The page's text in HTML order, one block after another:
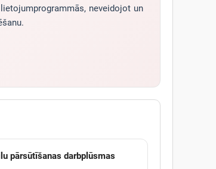
neveidojot un
pārsūtīšanas darbplūsmas